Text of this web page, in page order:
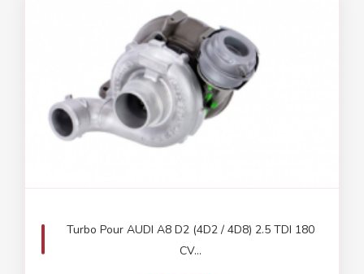
Turbo Pour AUDI A8 D2 (4D2 / 4D8) 2.5 TDI 180
CV...